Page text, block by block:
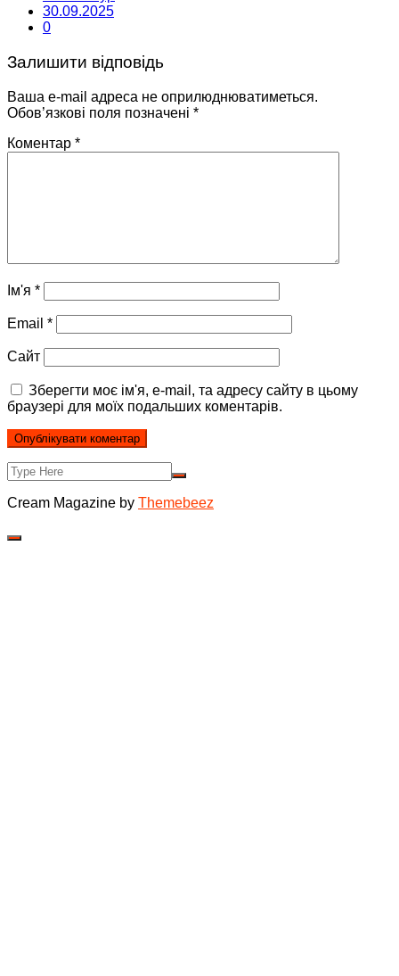
30.09.2025
0
Залишити відповідь
Ваша e-mail адреса не оприлюднюватиметься.
Обов’язкові поля позначені *
Коментар *
Ім'я *
Email *
Сайт
Зберегти моє ім'я, e-mail, та адресу сайту в цьому
браузері для моїх подальших коментарів.
Cream Magazine by Themebeez